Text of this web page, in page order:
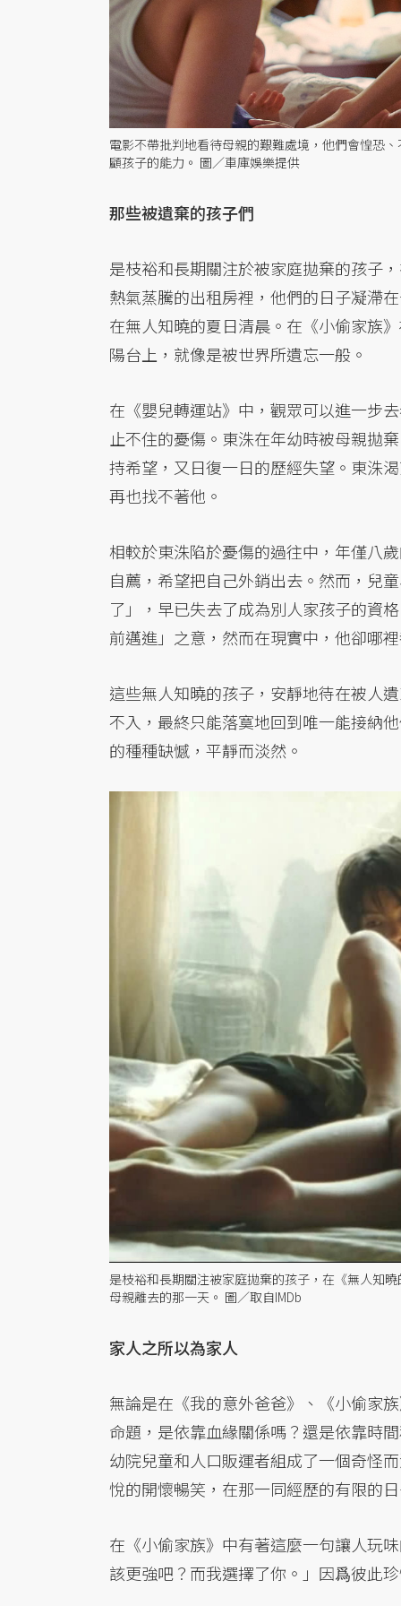
電影不帶批判地看待母親的艱難處境，他們會惶恐
顧孩子的能力。 圖／車庫娛樂提供
那些被遺棄的孩子們
是枝裕和長期關注於被家庭拋棄的孩子
熱氣蒸騰的出租房裡，他們的日子凝滯
在無人知曉的夏日清晨。在《小偷家族
陽台上，就像是被世界所遺忘一般。
在《嬰兒轉運站》中，觀眾可以進一步
止不住的憂傷。東洙在年幼時被母親拋
持希望，又日復一日的歷經失望。東洙
再也找不著他。
相較於東洙陷於憂傷的過往中，年僅八
自薦，希望把自己外銷出去。然而，兒
了」，早已失去了成為別人家孩子的資
前邁進」之意，然而在現實中，他卻哪
這些無人知曉的孩子，安靜地待在被人
不入，最終只能落寞地回到唯一能接納
的種種缺憾，平靜而淡然。
是枝裕和長期關注被家庭拋棄的孩子，在《無人知
母親離去的那一天。 圖／取自IMDb
家人之所以為家人
無論是在《我的意外爸爸》、《小偷家
命題，是依靠血緣關係嗎？還是依靠時
幼院兒童和人口販運者組成了一個奇怪
悅的開懷暢笑，在那一同經歷的有限的
在《小偷家族》中有著這麼一句讓人玩
該更強吧？而我選擇了你。」因爲彼此